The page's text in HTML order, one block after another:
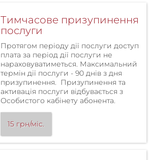
Тимчасове призупинення
послуги
Протягом періоду дії послуги доступ
плата за період дії послуги не
нараховуватиметься. Максимальний
термін дії послуги - 90 днів з дня
призупинення. Призупинення та
активація послуги відбувається з
Особистого кабінету абонента.
15 грн/міс.